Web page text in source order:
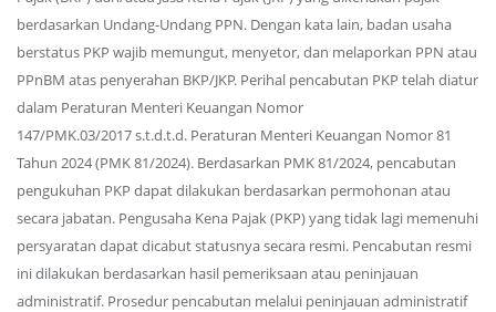
berdasarkan Undang-Undang PPN. Dengan kata lain, badan usaha
berstatus PKP wajib memungut, menyetor, dan melaporkan PPN atau
PPnBM atas penyerahan BKP/JKP. Perihal pencabutan PKP telah diatur
dalam Peraturan Menteri Keuangan Nomor
147/PMK.03/2017 s.t.d.t.d. Peraturan Menteri Keuangan Nomor 81
Tahun 2024 (PMK 81/2024). Berdasarkan PMK 81/2024, pencabutan
pengukuhan PKP dapat dilakukan berdasarkan permohonan atau
secara jabatan. Pengusaha Kena Pajak (PKP) yang tidak lagi memenuhi
persyaratan dapat dicabut statusnya secara resmi. Pencabutan resmi
ini dilakukan berdasarkan hasil pemeriksaan atau peninjauan
administratif. Prosedur pencabutan melalui peninjauan administratif